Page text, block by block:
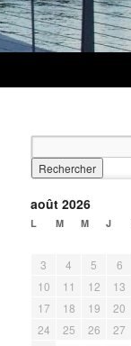
août 2026
L M M J
3
4 5 6
10
11 12 13
17
18 19 20
24
25 26 27